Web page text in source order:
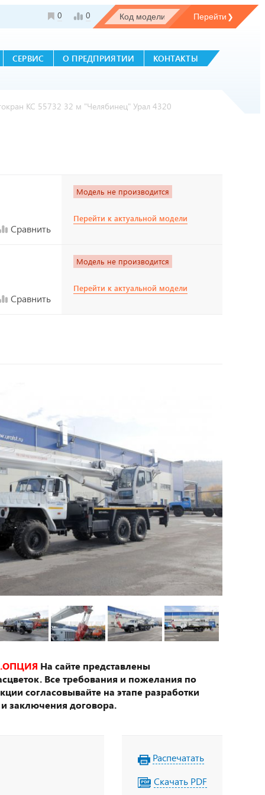
0 0
СЕРВИС О ПРЕДПРИЯТИИ КОНТАКТЫ
КС 55732 32 м "Челябинец" Урал 4320
Сравнить
Модель не производится
Перейти к актуальной модели
Сравнить
Модель не производится
Перейти к актуальной модели
На сайте представлены
Все требования и пожелания по
согласовывайте на этапе разработки
заключения договора.
Распечатать
Скачать PDF